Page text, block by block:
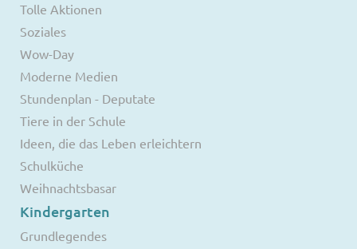
Tolle Aktionen
Soziales
Wow-Day
Moderne Medien
Stundenplan - Deputate
Tiere in der Schule
Ideen, die das Leben erleichtern
Schulküche
Weihnachtsbasar
Kindergarten
Grundlegendes